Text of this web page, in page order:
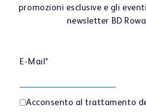
promozioni esclusive e gli
newsletter BD
E-Mail*
Acconsento al trattamento